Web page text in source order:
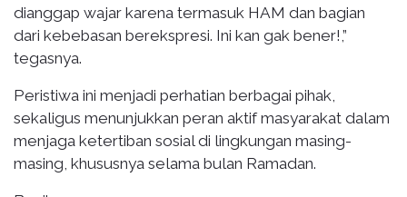
dianggap wajar karena termasuk HAM dan bagian
dari kebebasan berekspresi. Ini kan gak bener!,”
tegasnya.
Peristiwa ini menjadi perhatian berbagai pihak,
sekaligus menunjukkan peran aktif masyarakat dalam
menjaga ketertiban sosial di lingkungan masing-
masing, khususnya selama bulan Ramadan.